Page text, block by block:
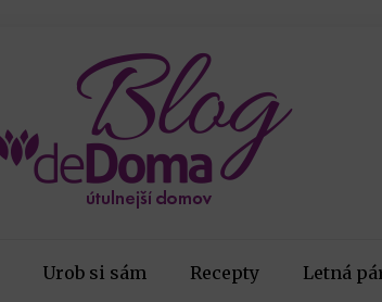
Urob si sám Recepty Letná